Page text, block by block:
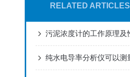
RELATED ARTICLES